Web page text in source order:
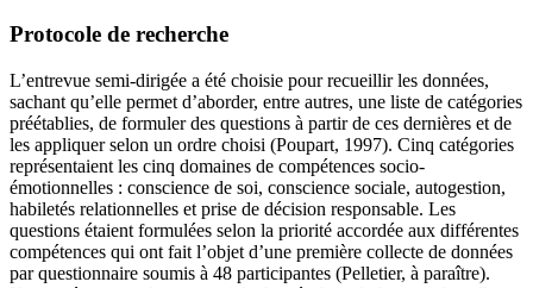
Protocole de recherche
L’entrevue semi-dirigée a été choisie pour recueillir les données,
sachant qu’elle permet d’aborder, entre autres, une liste de catégories
préétablies, de formuler des questions à partir de ces dernières et de
les appliquer selon un ordre choisi (Poupart, 1997). Cinq catégories
représentaient les cinq domaines de compétences socio-
émotionnelles : conscience de soi, conscience sociale, autogestion,
habiletés relationnelles et prise de décision responsable. Les
questions étaient formulées selon la priorité accordée aux différentes
compétences qui ont fait l’objet d’une première collecte de données
par questionnaire soumis à 48 participantes (Pelletier, à paraître).